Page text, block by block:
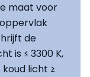
maat voor
de
is ≤ 3300 K,
licht ≥